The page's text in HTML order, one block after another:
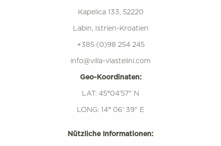
Kapelica 133, 52220
Labin, Istrien-Kroatien
+385 (0)98 254 245
info@villa-vlastelini.com
Geo-Koordinaten:
LAT: 45°04'57" N
LONG: 14° 06' 39" E
Nützliche Informationen: